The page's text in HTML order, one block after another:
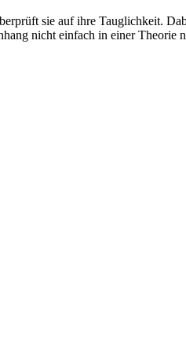
sie auf ihre Tauglichkeit.
nicht einfach in einer Theorie